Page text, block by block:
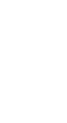
online